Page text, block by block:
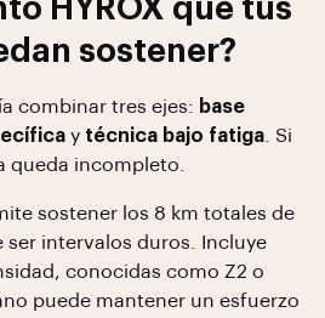
HYROX que tus
sostener?
combinar tres ejes: base
y técnica bajo fatiga . Si
queda incompleto.
sostener los 8 km totales de
ser intervalos duros. Incluye
conocidas como Z2 o
puede mantener un esfuerzo